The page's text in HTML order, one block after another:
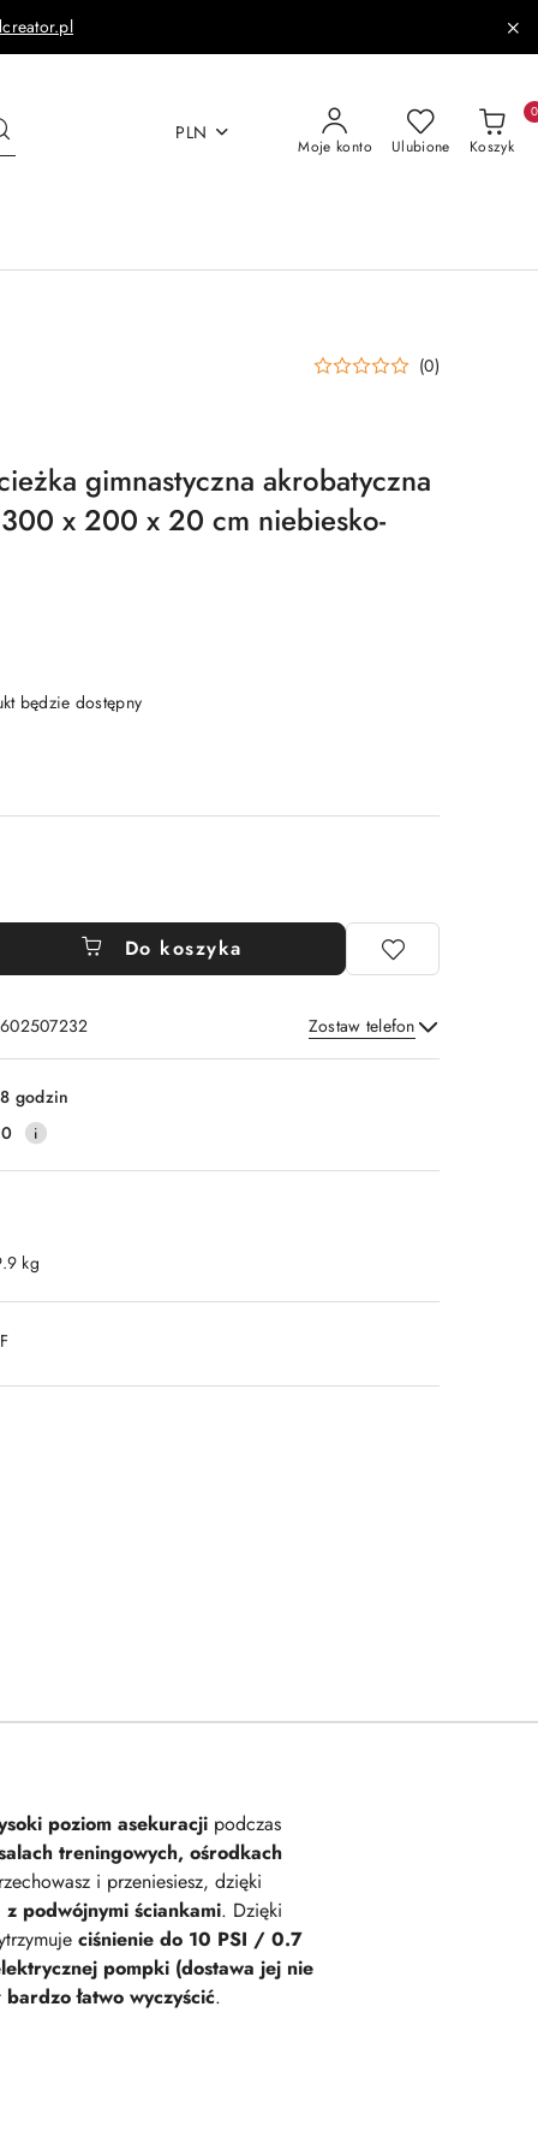
PLN
Moje konto Ulubione Koszyk
0
(0)
gimnastyczna akrobatyczna
x 200 x 20 cm niebiesko-
będzie dostępny
Do koszyka
Zostaw telefon
Wyślij
godzin
kg
poziom asekuracji podczas
treningowych, ośrodkach
i przeniesiesz, dzięki
podwójnymi ściankami. Dzięki
ciśnienie do 10 PSI / 0.7
pompki (dostawa jej nie
bardzo łatwo wyczyścić.